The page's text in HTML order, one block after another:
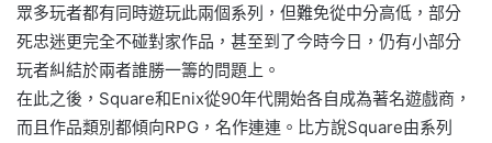
眾多玩者都有同時遊玩此兩個系列，但難免從中分高低，部分
死忠迷更完全不碰對家作品，甚至到了今時今日，仍有小部分
玩者糾結於兩者誰勝一籌的問題上。
在此之後，Square和Enix從90年代開始各自成為著名遊戲商，
而且作品類別都傾向RPG，名作連連。比方說Square由系列